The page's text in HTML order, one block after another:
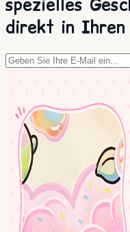
spezielles
direkt in Ihren